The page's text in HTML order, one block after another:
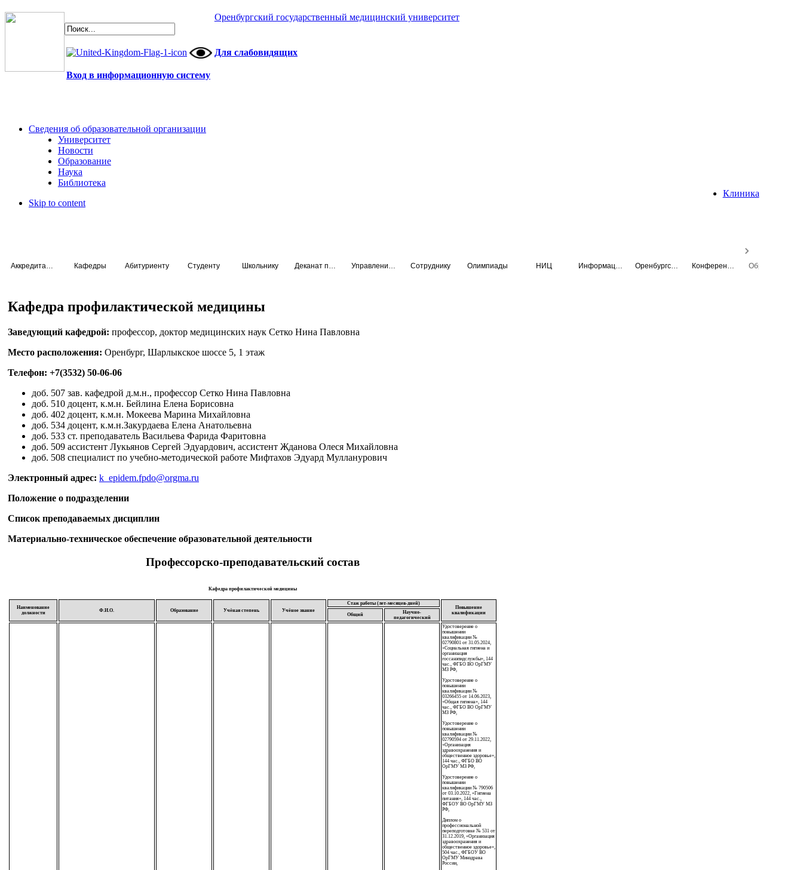
Оренбургский государственный медицинский университет
Для слабовидящих
Вход в информационную систему
Сведения об образовательной организации
Университет
Новости
Образование
Наука
Библиотека
Клиника
Skip to content
Кафедры Абитуриенту Студенту Школьнику Сотруднику Олимпиады НИЦ
Кафедра профилактической медицины
Заведующий кафедрой: профессор, доктор медицинских наук Сетко Нина Павловна
Место расположения: Оренбург, Шарлыкское шоссе 5, 1 этаж
Телефон: +7(3532) 50-06-06
доб. 507 зав. кафедрой д.м.н., профессор Сетко Нина Павловна
доб. 510 доцент, к.м.н. Бейлина Елена Борисовна
доб. 402 доцент, к.м.н. Мокеева Марина Михайловна
доб. 534 доцент, к.м.н.Закурдаева Елена Анатольевна
доб. 533 ст. преподаватель Васильева Фарида Фаритовна
доб. 509 ассистент Лукьянов Сергей Эдуардович, ассистент Жданова Олеся Михайловна
доб. 508 специалист по учебно-методической работе Мифтахов Эдуард Мулланурович
Электронный адрес: k_epidem.fpdo@orgma.ru
Положение о подразделении
Список преподаваемых дисциплин
Материально-техническое обеспечение образовательной деятельности
Профессорско-преподавательский состав
Кафедра профилактической медицины
Наименование
должности
Ф.И.О. Образование Учёная степень Учёное звание
Стаж работы (лет-месяцев-дней)
Повышение
квалификации
Общий
Научно-
педагогический
Удостоверение о
повышении
квалификации №
02790801 от 31.05.2024,
«Социальная гигиена и
организация
госсанэпидслужбы», 144
час., ФГБО ВО ОрГМУ
МЗ РФ,
Удостоверение о
повышении
квалификации №
03266455 от 14.06.2023,
«Общая гигиена», 144
час., ФГБО ВО ОрГМУ
МЗ РФ,
Удостоверение о
повышении
квалификации №
02790594 от 29.11.2022,
«Организация
здравоохранения и
общественное здоровье»,
144 час., ФГБО ВО
ОрГМУ МЗ РФ,
Удостоверение о
повышении
квалификации № 790506
от 03.10.2022, «Гигиена
питания», 144 час.,
ФГБОУ ВО ОрГМУ МЗ
РФ,
Диплом о
профессиональной
переподготовке № 531 от
31.12.2019, «Организация
здравоохранения и
общественное здоровье»,
504 час., ФГБОУ ВО
ОрГМУ Минздрава
России,